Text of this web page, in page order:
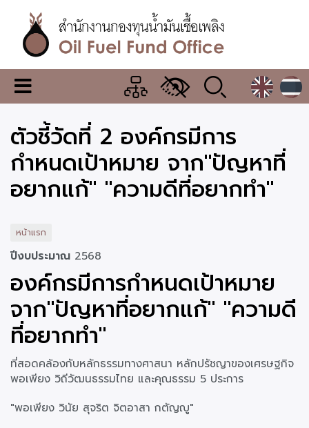
เนื้อหา
หลักสำนักงาน
กองทุน
น้ำมัน
เชื้อ
เพลิง
เมนู
เปลี่ยน
แสดง
ผล
ตัวชี้วัดที่ 2 องค์กรมีการ
กำหนดเป้าหมาย จาก"ปัญหาที่
อยากแก้" "ความดีที่อยากทำ"
หน้าแรก
ปีงบประมาณ 2568
องค์กรมีการกำหนดเป้าหมาย
จาก"ปัญหาที่อยากแก้" "ความดี
ที่อยากทำ"
ที่สอดคล้องกับหลักธรรมทางศาสนา หลักปรัชญาของเศรษฐกิจ
พอเพียง วิถีวัฒนธรรมไทย และคุณธรรม 5 ประการ
"พอเพียง วินัย สุจริต จิตอาสา กตัญญู"